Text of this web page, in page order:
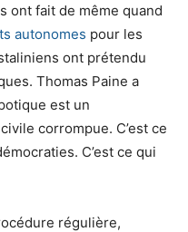
ont fait de même quand
autonomes pour les
ont prétendu
Thomas Paine a
est un
corrompue. C’est ce
C’est ce qui
régulière,